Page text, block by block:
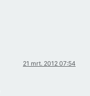
21 mrt. 2012 07:54